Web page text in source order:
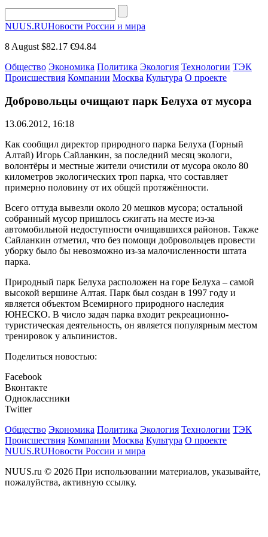
NUUS.RUНовости России и мира
8 August $82.17 €94.84
Общество Экономика Политика Экология Технологии ТЭК
Происшествия Компании Москва Культура О проекте
Добровольцы очищают парк Белуха от мусора
13.06.2012, 16:18
Как сообщил директор природного парка Белуха (Горный
Алтай) Игорь Сайланкин, за последний месяц экологи,
волонтёры и местные жители очистили от мусора около 80
километров экологических троп парка, что составляет
примерно половину от их общей протяжённости.
Всего оттуда вывезли около 20 мешков мусора; остальной
собранный мусор пришлось сжигать на месте из-за
автомобильной недоступности очищавшихся районов. Также
Сайланкин отметил, что без помощи добровольцев провести
уборку было бы невозможно из-за малочисленности штата
парка.
Природный парк Белуха расположен на горе Белуха – самой
высокой вершине Алтая. Парк был создан в 1997 году и
является объектом Всемирного природного наследия
ЮНЕСКО. В число задач парка входит рекреационно-
туристическая деятельность, он является популярным местом
тренировок у альпинистов.
Поделиться новостью:
Facebook
Вконтакте
Одноклассники
Twitter
Общество Экономика Политика Экология Технологии ТЭК
Происшествия Компании Москва Культура О проекте
NUUS.RUНовости России и мира
NUUS.ru © 2026 При использовании материалов, указывайте,
пожалуйства, активную ссылку.